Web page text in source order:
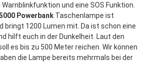
und eine SOS Funktion.
Powerbank Taschenlampe ist
1200 Lumen mit. Da ist schon eine
hilft euch in der Dunkelheit. Laut den
es bis zu 500 Meter reichen. Wir können
die Lampe bereits mehrmals bei der